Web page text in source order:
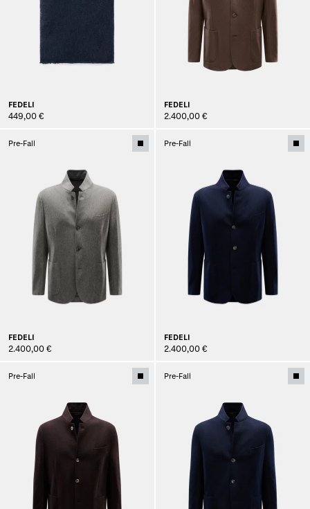
FEDELI
449,00 €
FEDELI
2.400,00 €
Pre-Fall
FEDELI
2.400,00 €
Pre-Fall
FEDELI
2.400,00 €
Pre-Fall Pre-Fall